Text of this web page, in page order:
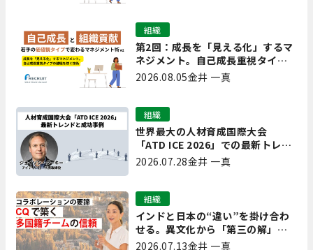
第2回：成長を「見える化」するマ
ネジメント。自己成長重視タイプ
の離職を防ぐ技術
組織
2026.08.05金井 一真
世界最大の人材育成国際大会
「ATD ICE 2026」での最新トレン
ドと成功事例｜「重要で実用的
な、日本にも合う」ホットトピッ
組織
2026.07.28金井 一真
インドと日本の“違い”を掛け合わ
せる。異文化から「第三の解」を
生み出す実践【現場を変えるCQ白
組織
2026.07.13金井 一真